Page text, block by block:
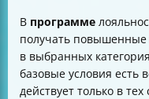
В программе
получать повышенные
в выбранных
базовые условия есть
действует только в